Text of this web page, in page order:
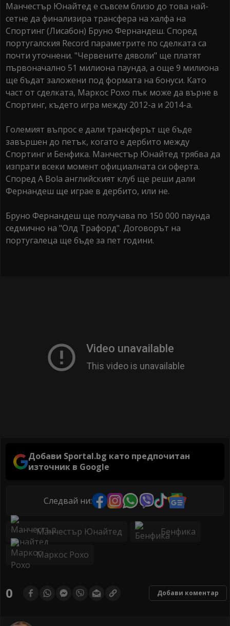
Манчестър Юнайтед е съвсем близо до това най-
сетне да финализира трансфера на халфа на
Спортинг (Лисабон) Бруно Фернандеш. Според
португалския Record параметрите по сделката са
почти уточнени. "Червените дяволи" ще платят
първоначално 51 милиона паунда, а още 9 милиона
ще бъдат заложени под формата на бонуси. Като
част от сделката, Маркос Рохо пък може да върне в
Спортинг, където игра между 2012-а и 2014-а.
Големият въпрос е дали трансферът ще бъде
завършен до петък, когато е дербито между
Спортинг и Бенфика. Манчестър Юнайтед трябва да
изпрати всеки момент официалната си оферта.
Според A Bola английският клуб ще реши дали
Фернандеш ще играе в дербито, или не.
Бруно Фернандеш ще получава по 150 000 паунда
седмично на "Олд Трафорд". Договорът на
португалеца ще бъде за пет години.
Добави Sportal.bg като предпочитан
източник в Google
Следвай ни:
Манчестър Юнайтед Бенфика
Маркос Рохо
0 Добави коментар